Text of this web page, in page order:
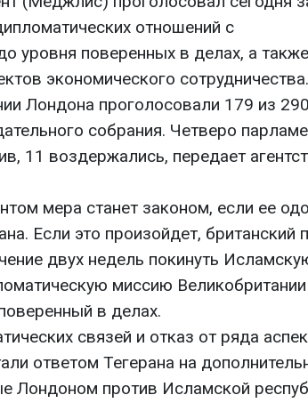
отношений с
уровня поверенных в делах, а
экономического
Лондона проголосовали 179 из 290
собрания. Четверо
11 воздержались, передает
мера станет законом, если ее
Если это произойдет, британский
двух недель покинуть
миссию
в делах.
связей и отказ от ряда
ответом Тегерана на
Лондоном против Исламской